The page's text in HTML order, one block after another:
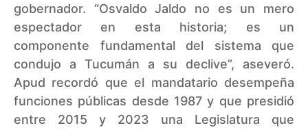
gobernador. “Osvaldo Jaldo no es un mero
espectador en esta historia; es un
componente fundamental del sistema que
condujo a Tucumán a su declive”, aseveró.
Apud recordó que el mandatario desempeña
funciones públicas desde 1987 y que presidió
entre 2015 y 2023 una Legislatura que